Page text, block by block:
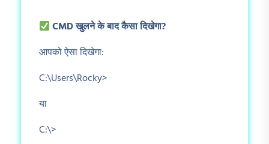
CMDखुलने के बाद कैसा दिखेगा?
आपको ऐसा दिखेगा:
C:\Users\Rocky>
या
C:\>